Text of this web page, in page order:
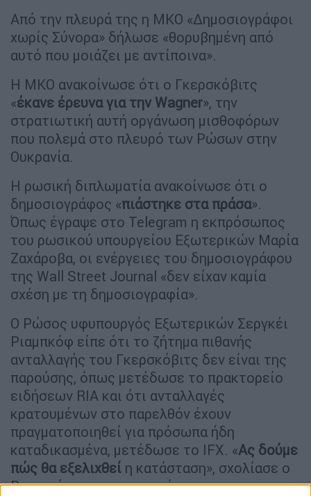
Από την πλευρά της η ΜΚΟ «Δημοσιογράφοι
χωρίς Σύνορα» δήλωσε «θορυβημένη από
αυτό που μοιάζει με αντίποινα».
Η ΜΚΟ ανακοίνωσε ότι ο Γκερσκόβιτς
«έκανε έρευνα για την Wagner», την
στρατιωτική αυτή οργάνωση μισθοφόρων
που πολεμά στο πλευρό των Ρώσων στην
Ουκρανία.
Η ρωσική διπλωματία ανακοίνωσε ότι ο
δημοσιογράφος «πιάστηκε στα πράσα».
Όπως έγραψε στο Telegram η εκπρόσωπος
του ρωσικού υπουργείου Εξωτερικών Μαρία
Ζαχάροβα, οι ενέργειες του δημοσιογράφου
της Wall Street Journal «δεν είχαν καμία
σχέση με τη δημοσιογραφία».
Ο Ρώσος υφυπουργός Εξωτερικών Σεργκέι
Ριαμπκόφ είπε ότι το ζήτημα πιθανής
ανταλλαγής του Γκερσκόβιτς δεν είναι της
παρούσης, όπως μετέδωσε το πρακτορείο
ειδήσεων RIA και ότι ανταλλαγές
κρατουμένων στο παρελθόν έχουν
πραγματοποιηθεί για πρόσωπα ήδη
καταδικασμένα, μετέδωσε το IFX. «Ας δούμε
πώς θα εξελιχθεί η κατάσταση», σχολίασε ο
Ριαμπκόφ στο πρακτορείο.